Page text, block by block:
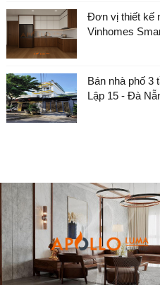
Đơn vị thiết kế
Vinhomes
Bán nhà phố 3
Lập 15 - Đà